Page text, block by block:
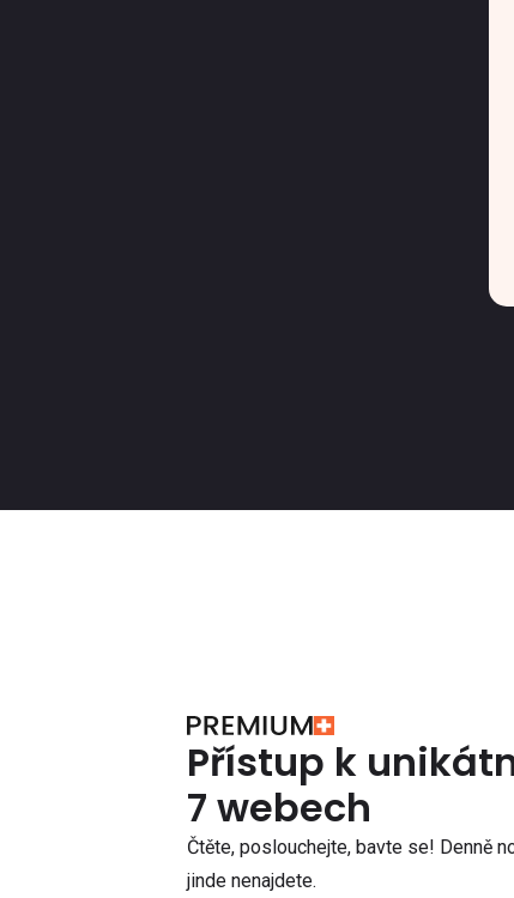
Přístup k
7 webech
Čtěte, poslouchejte, bavte se! Denně
jinde nenajdete.